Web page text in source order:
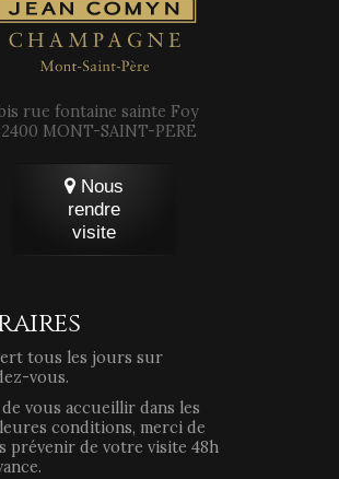
rue fontaine sainte Foy
MONT-SAINT-PERE
Nous
rendre
visite
tous les jours sur
vous.
vous accueillir dans les
conditions, merci de
prévenir de votre visite 48h